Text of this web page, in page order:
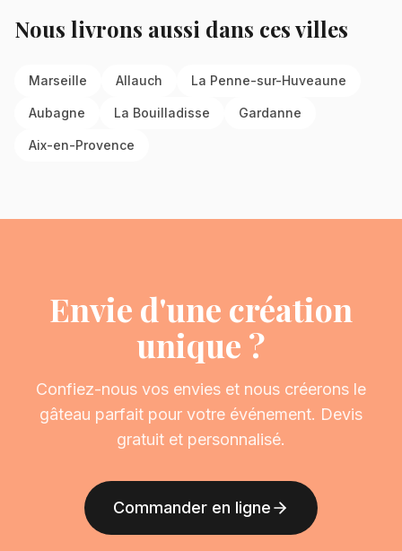
Nous livrons aussi dans ces villes
Marseille Allauch La Penne-sur-Huveaune
Aubagne La Bouilladisse Gardanne
Aix-en-Provence
Envie d'une création
unique ?
Confiez-nous vos envies et nous créerons le
gâteau parfait pour votre événement. Devis
gratuit et personnalisé.
Commander en ligne